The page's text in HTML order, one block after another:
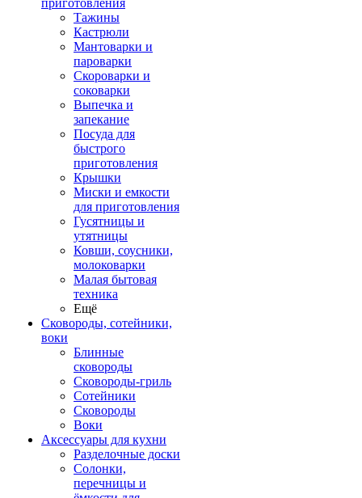
приготовления
Тажины
Кастрюли
Мантоварки и
пароварки
Скороварки и
соковарки
Выпечка и
запекание
Посуда для
быстрого
приготовления
Крышки
Миски и емкости
для приготовления
Гусятницы и
утятницы
Ковши, соусники,
молоковарки
Малая бытовая
техника
Ещё
Сковороды, сотейники,
воки
Блинные
сковороды
Сковороды-гриль
Сотейники
Сковороды
Воки
Аксессуары для кухни
Разделочные доски
Солонки,
перечницы и